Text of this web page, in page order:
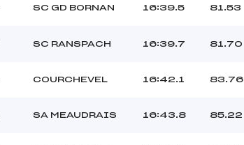
SC GD BORNAN 16:39.5 81.53
SC RANSPACH 16:39.7 81.70
COURCHEVEL 16:42.1 83.76
SA MEAUDRAIS 16:43.8 85.22